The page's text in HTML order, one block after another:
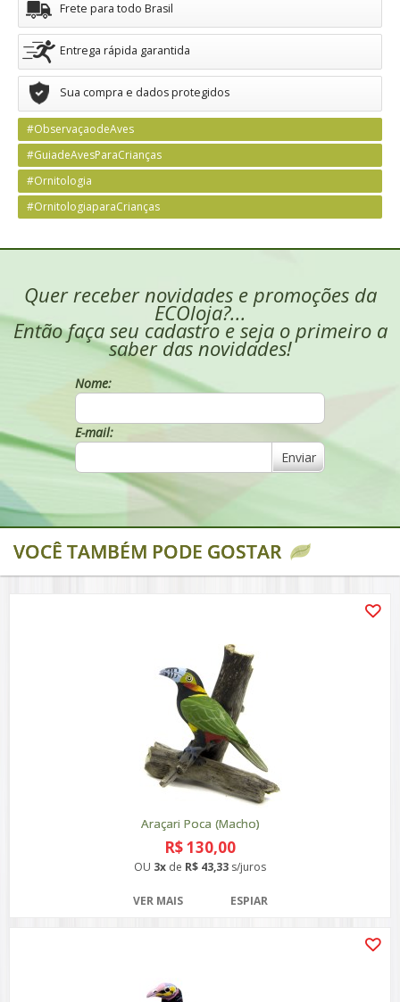
Frete para todo Brasil
Entrega rápida garantida
Sua compra e dados protegidos
#ObservaçaodeAves
#GuiadeAvesParaCrianças
#Ornitologia
#OrnitologiaparaCrianças
Quer receber novidades e promoções da
ECOloja?...
Então faça seu cadastro e seja o primeiro a
saber das novidades!
Nome:
E-mail:
Enviar
VOCÊ TAMBÉM PODE GOSTAR
Araçari Poca (Macho)
R$ 130,00
OU 3x de R$ 43,33 s/juros
VER MAIS ESPIAR